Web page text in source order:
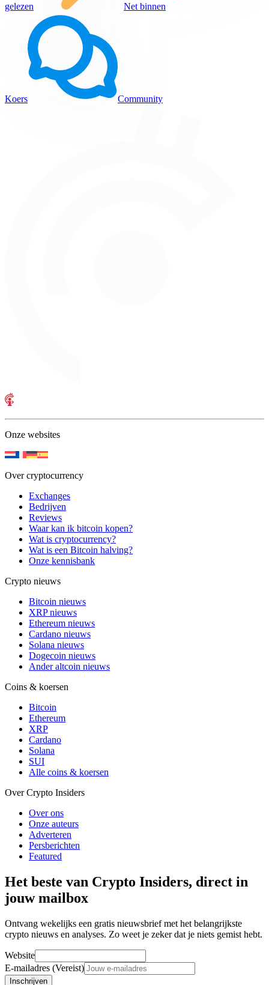
gelezen Net binnen
Koers Community
Onze websites
Over cryptocurrency
Exchanges
Bedrijven
Reviews
Waar kan ik bitcoin kopen?
Wat is cryptocurrency?
Wat is een Bitcoin halving?
Onze kennisbank
Crypto nieuws
Bitcoin nieuws
XRP nieuws
Ethereum nieuws
Cardano nieuws
Solana nieuws
Dogecoin nieuws
Ander altcoin nieuws
Coins & koersen
Bitcoin
Ethereum
XRP
Cardano
Solana
SUI
Alle coins & koersen
Over Crypto Insiders
Over ons
Onze auteurs
Adverteren
Persberichten
Featured
Het beste van Crypto Insiders, direct in
jouw mailbox
Ontvang wekelijks een gratis nieuwsbrief met het belangrijkste
crypto nieuws en analyses. Zo weet je zeker dat je niets gemist hebt.
Website
E-mailadres (Vereist)
Inschrijven